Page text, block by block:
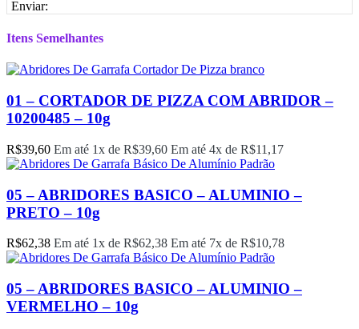
Enviar:
Itens Semelhantes
01 – CORTADOR DE PIZZA COM ABRIDOR –
10200485 – 10g
R$39,60 Em até 1x de R$39,60 Em até 4x de R$11,17
05 – ABRIDORES BASICO – ALUMINIO –
PRETO – 10g
R$62,38 Em até 1x de R$62,38 Em até 7x de R$10,78
05 – ABRIDORES BASICO – ALUMINIO –
VERMELHO – 10g